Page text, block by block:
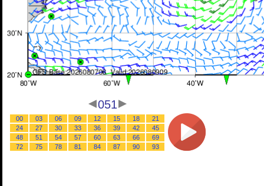
051
00 03 06 09 12 15 18
21
24
27 30 33 36 39 42
45
48
51 54 57 60 63 66
69
72
75 78 81 84 87 90 93